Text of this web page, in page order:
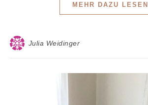
MEHR DAZU LESEN
Julia Weidinger